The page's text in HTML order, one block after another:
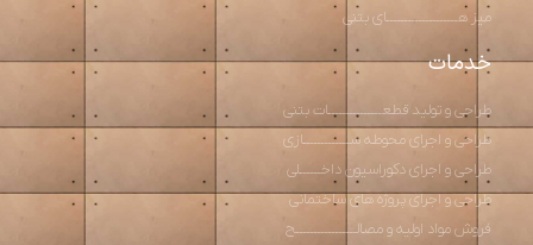
میز هــــــــــــــــــــای بتنی
خدمات
طراحی و تولید قطعـــــــــــــــات بتنی
طراحی و اجرای محوطه ســـــــــــــازی
طراحی و اجرای دکوراسیون داخــــــلی
طراحی و اجرای پروژه های ساختمانی
فروش مواد اولیه و مصالـــــــــــــــــح